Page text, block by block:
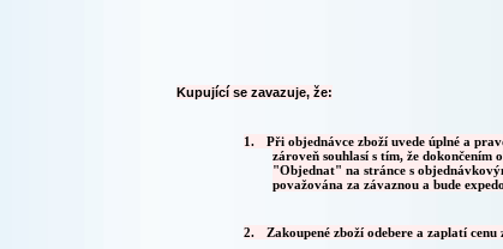
Kupující se zavazuje, že:
1.
Při objednávce zboží uvede úplné a
zároveň souhlasí s tím, že
"Objednat" na stránce s
považována za závaznou a bude
2. Zakoupené zboží odebere a zaplatí